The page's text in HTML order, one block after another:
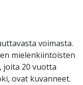
voimasta.
mielenkiintoisten
joita 20 vuotta
ovat kuvanneet.